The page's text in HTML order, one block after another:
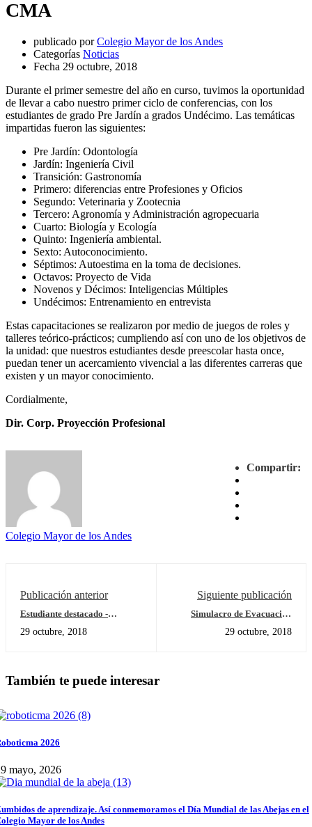
CMA
publicado por Colegio Mayor de los Andes
Categorías Noticias
Fecha 29 octubre, 2018
Durante el primer semestre del año en curso, tuvimos la oportunidad
de llevar a cabo nuestro primer ciclo de conferencias, con los
estudiantes de grado Pre Jardín a grados Undécimo. Las temáticas
impartidas fueron las siguientes:
Pre Jardín: Odontología
Jardín: Ingeniería Civil
Transición: Gastronomía
Primero: diferencias entre Profesiones y Oficios
Segundo: Veterinaria y Zootecnia
Tercero: Agronomía y Administración agropecuaria
Cuarto: Biología y Ecología
Quinto: Ingeniería ambiental.
Sexto: Autoconocimiento.
Séptimos: Autoestima en la toma de decisiones.
Octavos: Proyecto de Vida
Novenos y Décimos: Inteligencias Múltiples
Undécimos: Entrenamiento en entrevista
Estas capacitaciones se realizaron por medio de juegos de roles y
talleres teórico-prácticos; cumpliendo así con uno de los objetivos de
la unidad: que nuestros estudiantes desde preescolar hasta once,
puedan tener un acercamiento vivencial a las diferentes carreras que
existen y un mayor conocimiento.
Cordialmente,
Dir. Corp. Proyección Profesional
Compartir:
Colegio Mayor de los Andes
Publicación anterior
Estudiante destacado -
29 octubre, 2018
Siguiente publicación
Simulacro de Evacuación
29 octubre, 2018
También te puede interesar
2026
mayo, 2026
de aprendizaje. Así conmemoramos el Día Mundial de las Abejas en el
Mayor de los Andes